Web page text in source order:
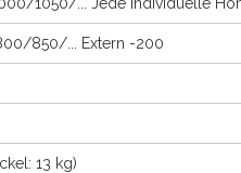
850/... Extern -200
13 kg)